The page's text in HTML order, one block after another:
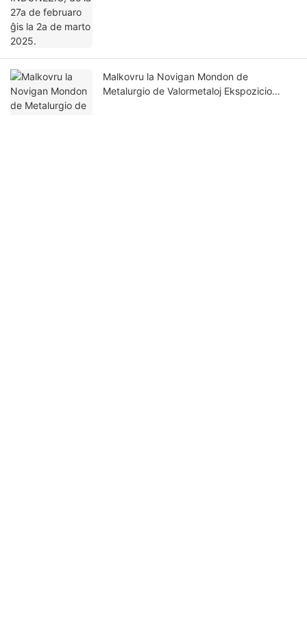
Malkovru la Novigan Mondon de
Metalurgio de Valormetaloj Ekspozicio